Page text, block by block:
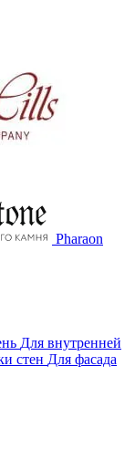
Pharaon
Для внутренней
стен Для фасада